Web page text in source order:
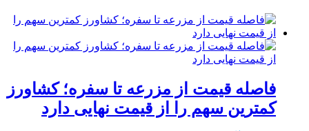
فاصله قیمت از مزرعه تا سفره؛ کشاورز
کمترین سهم را از قیمت نهایی دارد